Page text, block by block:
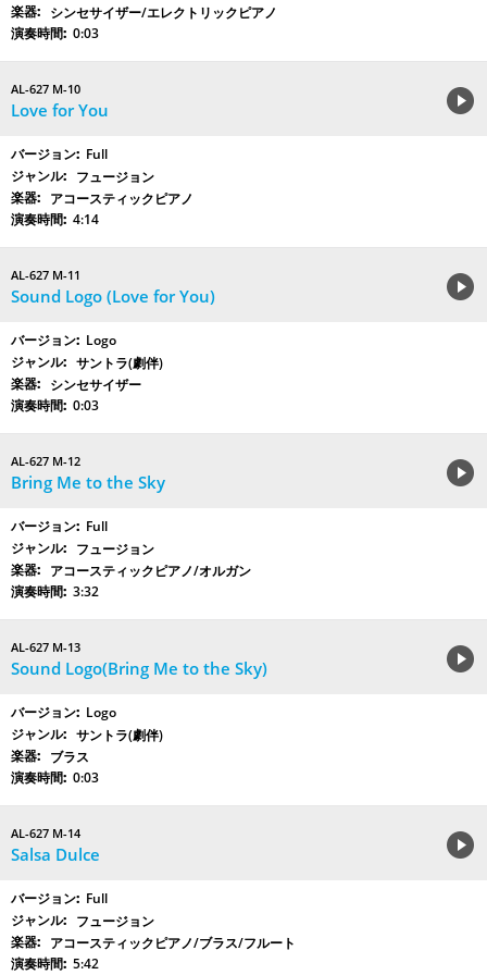
シンセサイザー/エレクトリックピアノ
0:03
AL-627 M-10
Love for You
Full
フュージョン
アコースティックピアノ
4:14
AL-627 M-11
Sound Logo (Love for You)
Logo
サントラ(劇伴)
シンセサイザー
0:03
AL-627 M-12
Bring Me to the Sky
Full
フュージョン
アコースティックピアノ/オルガン
3:32
AL-627 M-13
Sound Logo(Bring Me to the Sky)
Logo
サントラ(劇伴)
ブラス
0:03
AL-627 M-14
Salsa Dulce
Full
フュージョン
アコースティックピアノ/ブラス/フルート
5:42